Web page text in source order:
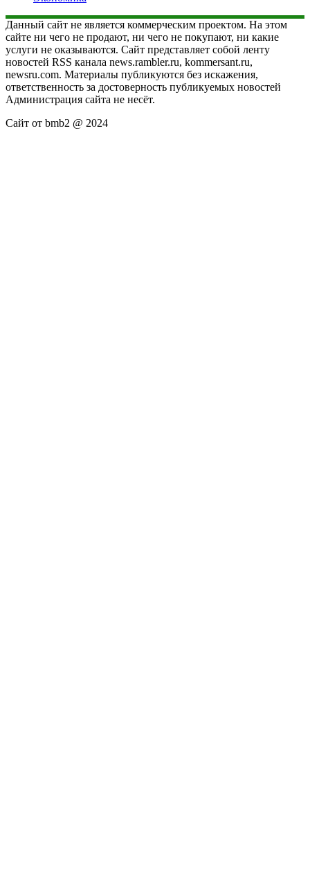
Данный сайт не является коммерческим проектом. На этом
сайте ни чего не продают, ни чего не покупают, ни какие
услуги не оказываются. Сайт представляет собой ленту
новостей RSS канала news.rambler.ru, kommersant.ru,
newsru.com. Материалы публикуются без искажения,
ответственность за достоверность публикуемых новостей
Администрация сайта не несёт.
Сайт от bmb2 @ 2024